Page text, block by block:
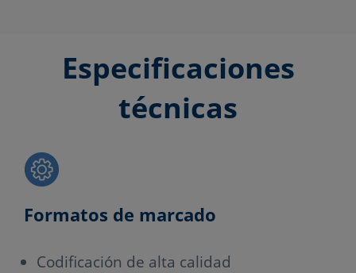
Especificaciones
técnicas
Formatos de marcado
Codificación de alta calidad